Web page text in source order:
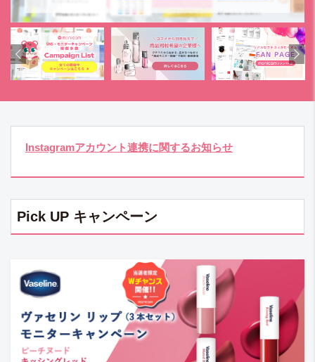
Instagramアカウント連携に関するお知らせ
Pick UP キャンペーン